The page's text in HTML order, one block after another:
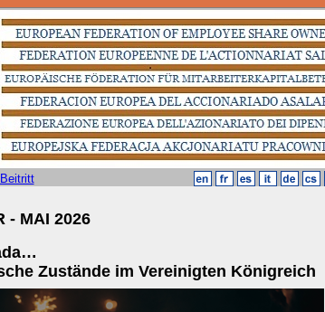
Beitritt
- MAI 2026
Zustände im Vereinigten Königreich